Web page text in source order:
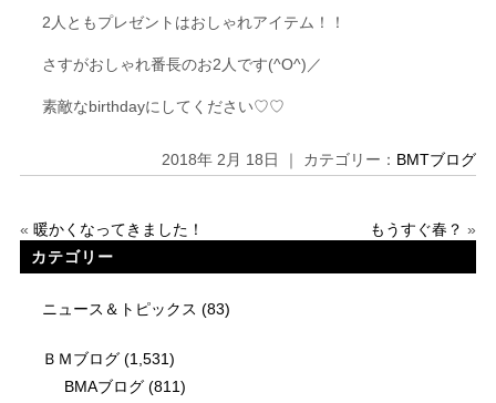
2人ともプレゼントはおしゃれアイテム！！
さすがおしゃれ番長のお2人です(^O^)／
素敵なbirthdayにしてください♡♡
2018年 2月 18日 ｜ カテゴリー： BMTブログ
« 暖かくなってきました！ もうすぐ春？ »
カテゴリー
ニュース＆トピックス (83)
ＢＭブログ(1,531)
BMAブログ(811)